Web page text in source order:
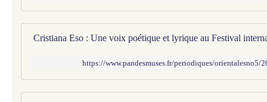
https://www.pandesmuses.fr/periodiques/orientalesno5/